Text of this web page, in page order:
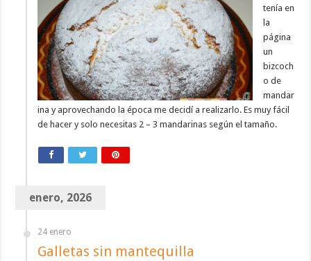
tenía en
la
página
un
bizcoch
o de
mandar
ina y aprovechando la época me decidí a realizarlo. Es muy fácil
de hacer y solo necesitas 2 – 3 mandarinas según el tamaño.
enero, 2026
24 enero
Galletas sin mantequilla